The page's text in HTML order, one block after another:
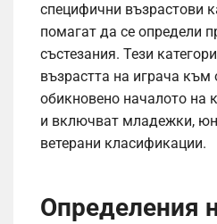
специфични възрастови
помагат да се определи
състезания. Тези
възрастта на играча към
обикновено началото на
и включват младежки,
ветерани класификации.
Определения